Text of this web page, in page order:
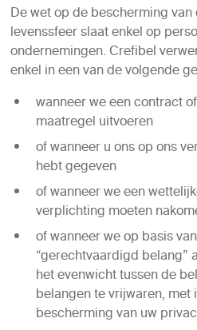
De wet op de bescherming
levenssfeer slaat enkel op
ondernemingen. Crefibel
enkel in een van de volgende
wanneer we een contract
maatregel uitvoeren
of wanneer u ons op ons
hebt gegeven
of wanneer we een
verplichting moeten
of wanneer we op basis
“gerechtvaardigd belang”
het evenwicht tussen de
belangen te vrijwaren,
bescherming van uw